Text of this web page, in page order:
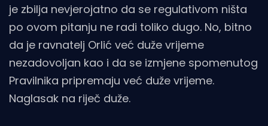
je zbilja nevjerojatno da se regulativom ništa
po ovom pitanju ne radi toliko dugo. No, bitno
da je ravnatelj Orlić već duže vrijeme
nezadovoljan kao i da se izmjene spomenutog
Pravilnika pripremaju već duže vrijeme.
Naglasak na riječ duže.